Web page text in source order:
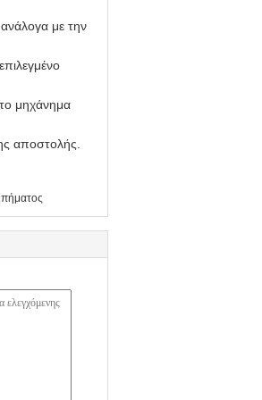
με την
το μηχάνημα
αποστολής.